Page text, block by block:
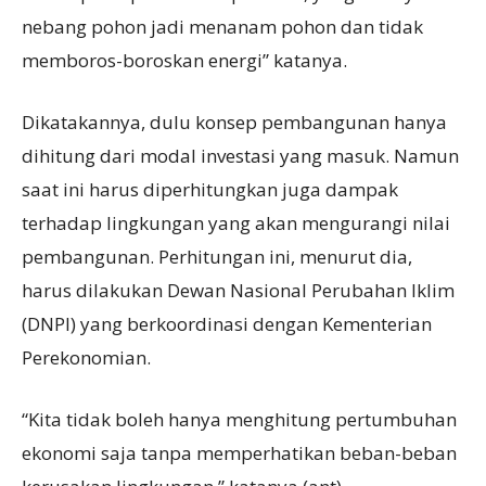
nebang pohon jadi menanam pohon dan tidak
memboros-boroskan energi” katanya.
Dikatakannya, dulu konsep pembangunan hanya
dihitung dari modal investasi yang masuk. Namun
saat ini harus diperhitungkan juga dampak
terhadap lingkungan yang akan mengurangi nilai
pembangunan. Perhitungan ini, menurut dia,
harus dilakukan Dewan Nasional Perubahan Iklim
(DNPI) yang berkoordinasi dengan Kementerian
Perekonomian.
“Kita tidak boleh hanya menghitung pertumbuhan
ekonomi saja tanpa memperhatikan beban-beban